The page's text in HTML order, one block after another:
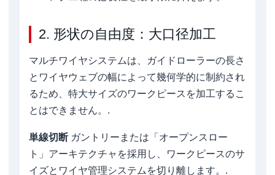
2. 形状の自由度：大口径加工
マルチワイヤシステムは、ガイドローラーの長さ
とワイヤウェブの幅によって幾何学的に制約され
るため、特大サイズのワークピースを加工するこ
とはできません。.
単線切断 ガントリーまたは「オープンスロー
ト」アーキテクチャを採用し、ワークピースのサ
イズとワイヤ管理システムを切り離します。.